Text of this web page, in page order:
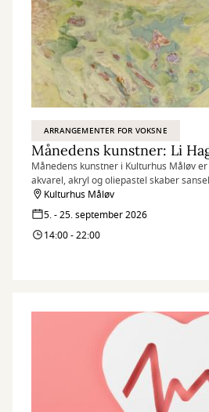
ARRANGEMENTER FOR VOKSNE
Månedens kunstner i Kulturhus Måløv
akvarel, akryl og oliepastel skaber
naturens former og indre landskaber.
Kulturhus Måløv
5. - 25. september 2026
14:00 - 22:00